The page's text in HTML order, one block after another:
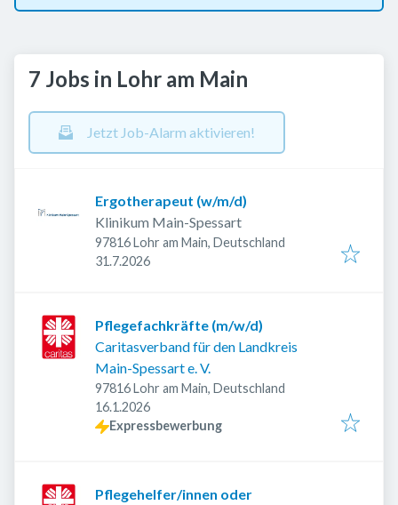
7 Jobs in Lohr am Main
Jetzt Job-Alarm aktivieren!
Ergotherapeut (w/m/d)
Klinikum Main-Spessart
97816 Lohr am Main, Deutschland
Veröffentlicht
31.7.2026
Pflegefachkräfte (m/w/d)
Caritasverband für den Landkreis
Main-Spessart e. V.
97816 Lohr am Main, Deutschland
Veröffentlicht
16.1.2026
Expressbewerbung
Pflegehelfer/innen oder